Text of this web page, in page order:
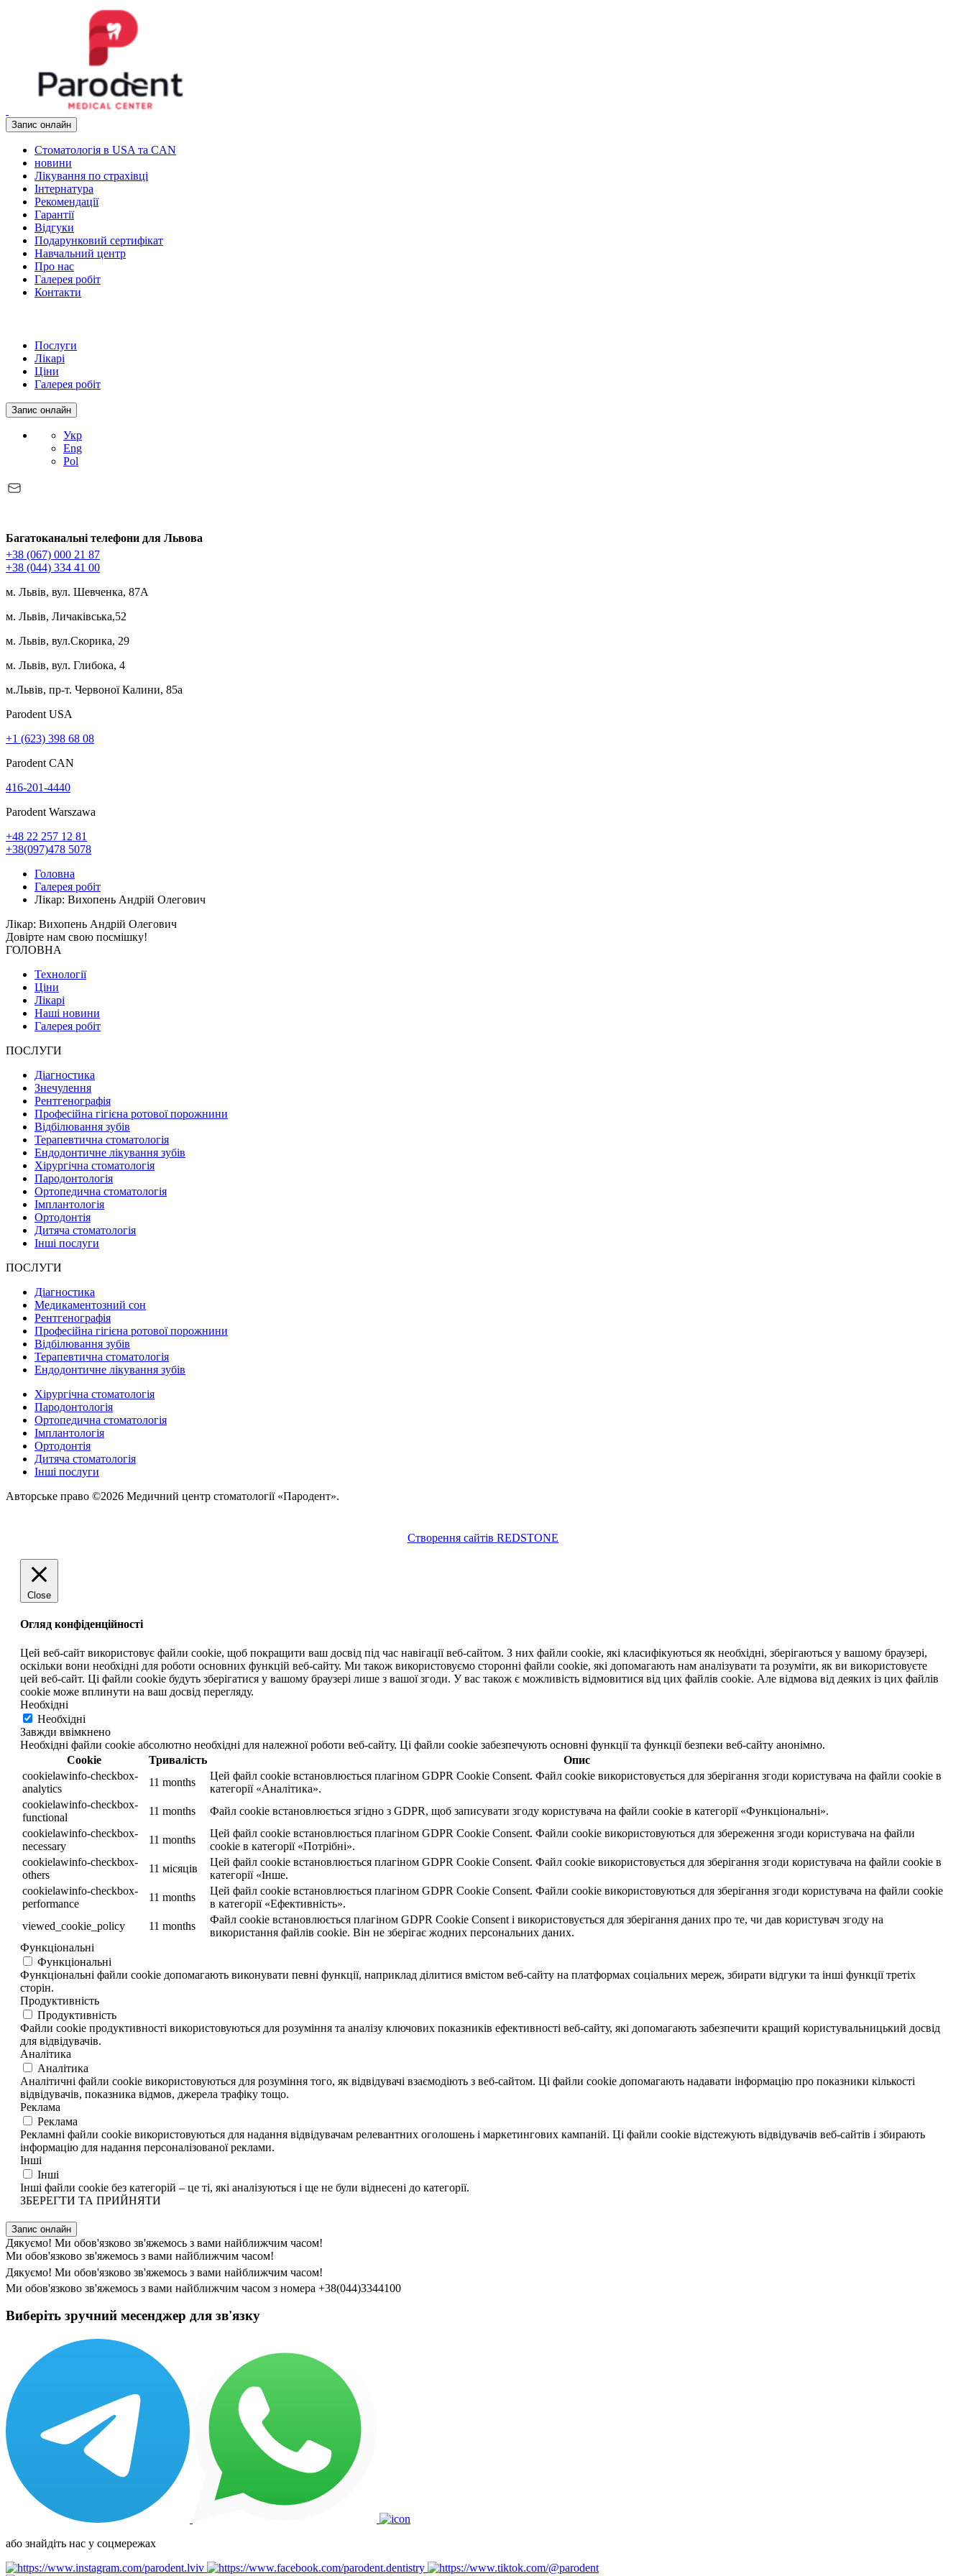
Запис онлайн
Стоматологія в USA та CAN
новини
Лікування по страхівці
Інтернатура
Рекомендації
Гарантії
Відгуки
Подарунковий сертифікат
Навчальний центр
Про нас
Галерея робіт
Контакти
Послуги
Лікарі
Ціни
Галерея робіт
Запис онлайн
Укр
Eng
Pol
Багатоканальні телефони для Львова
+38 (067) 000 21 87
+38 (044) 334 41 00
м. Львів, вул. Шевченка, 87А
м. Львів, Личаківська,52
м. Львів, вул.Скорика, 29
м. Львів, вул. Глибока, 4
м.Львів, пр-т. Червоної Калини, 85а
Parodent USА
+1 (623) 398 68 08
Parodent CAN
416-201-4440
Parodent Warszawa
+48 22 257 12 81
+38(097)478 5078
Головна
Галерея робіт
Лікар: Вихопень Андрій Олегович
Лікар: Вихопень Андрій Олегович
Довірте нам свою посмішку!
ГОЛОВНА
Технології
Ціни
Лікарі
Наші новини
Галерея робіт
ПОСЛУГИ
Діагностика
Знечулення
Рентгенографія
Професійна гігієна ротової порожнини
Відбілювання зубів
Терапевтична стоматологія
Ендодонтичне лікування зубів
Хірургічна стоматологія
Пародонтологія
Ортопедична стоматологія
Імплантологія
Ортодонтія
Дитяча стоматологія
Інші послуги
ПОСЛУГИ
Діагностика
Медикаментозний сон
Рентгенографія
Професійна гігієна ротової порожнини
Відбілювання зубів
Терапевтична стоматологія
Ендодонтичне лікування зубів
Хірургічна стоматологія
Пародонтологія
Ортопедична стоматологія
Імплантологія
Ортодонтія
Дитяча стоматологія
Інші послуги
Авторське право ©2026 Медичний центр стоматології «Пародент».
Створення сайтів REDSTONE
Close
Огляд конфіденційності
Цей веб-сайт використовує файли cookie, щоб покращити ваш досвід під час навігації веб-сайтом. З них файли cookie, які класифікуються як необхідні, зберігаються у вашому браузері,
оскільки вони необхідні для роботи основних функцій веб-сайту. Ми також використовуємо сторонні файли cookie, які допомагають нам аналізувати та розуміти, як ви використовуєте
цей веб-сайт. Ці файли cookie будуть зберігатися у вашому браузері лише з вашої згоди. У вас також є можливість відмовитися від цих файлів cookie. Але відмова від деяких із цих файлів
cookie може вплинути на ваш досвід перегляду.
Необхідні
Необхідні
Завжди ввімкнено
Необхідні файли cookie абсолютно необхідні для належної роботи веб-сайту. Ці файли cookie забезпечують основні функції та функції безпеки веб-сайту анонімно.
Cookie
Тривалість
Опис
cookielawinfo-checkbox-
analytics
11 months
Цей файл cookie встановлюється плагіном GDPR Cookie Consent. Файл cookie використовується для зберігання згоди користувача на файли cookie в
категорії «Аналітика».
cookielawinfo-checkbox-
functional
11 months
Файл cookie встановлюється згідно з GDPR, щоб записувати згоду користувача на файли cookie в категорії «Функціональні».
cookielawinfo-checkbox-
necessary
11 months
Цей файл cookie встановлюється плагіном GDPR Cookie Consent. Файли cookie використовуються для збереження згоди користувача на файли
cookie в категорії «Потрібні».
cookielawinfo-checkbox-
others
11 місяців
Цей файл cookie встановлюється плагіном GDPR Cookie Consent. Файл cookie використовується для зберігання згоди користувача на файли cookie в
категорії «Інше.
cookielawinfo-checkbox-
performance
11 months
Цей файл cookie встановлюється плагіном GDPR Cookie Consent. Файли cookie використовуються для зберігання згоди користувача на файли cookie
в категорії «Ефективність».
viewed_cookie_policy
11 months
Файл cookie встановлюється плагіном GDPR Cookie Consent і використовується для зберігання даних про те, чи дав користувач згоду на
використання файлів cookie. Він не зберігає жодних персональних даних.
Функціональні
Функціональні
Функціональні файли cookie допомагають виконувати певні функції, наприклад ділитися вмістом веб-сайту на платформах соціальних мереж, збирати відгуки та інші функції третіх
сторін.
Продуктивність
Продуктивність
Файли cookie продуктивності використовуються для розуміння та аналізу ключових показників ефективності веб-сайту, які допомагають забезпечити кращий користувальницький досвід
для відвідувачів.
Аналітика
Аналітика
Аналітичні файли cookie використовуються для розуміння того, як відвідувачі взаємодіють з веб-сайтом. Ці файли cookie допомагають надавати інформацію про показники кількості
відвідувачів, показника відмов, джерела трафіку тощо.
Реклама
Реклама
Рекламні файли cookie використовуються для надання відвідувачам релевантних оголошень і маркетингових кампаній. Ці файли cookie відстежують відвідувачів веб-сайтів і збирають
інформацію для надання персоналізованої реклами.
Інші
Інші
Інші файли cookie без категорій – це ті, які аналізуються і ще не були віднесені до категорії.
ЗБЕРЕГТИ ТА ПРИЙНЯТИ
Запис онлайн
Дякуємо! Ми обов'язково зв'яжемось з вами найближчим часом!
Ми обов'язково зв'яжемось з вами найближчим часом!
Дякуємо! Ми обов'язково зв'яжемось з вами найближчим часом!
Ми обов'язково зв'яжемось з вами найближчим часом з номера +38(044)3344100
Виберіть зручний месенджер для зв'язку
або знайдіть нас у соцмережах